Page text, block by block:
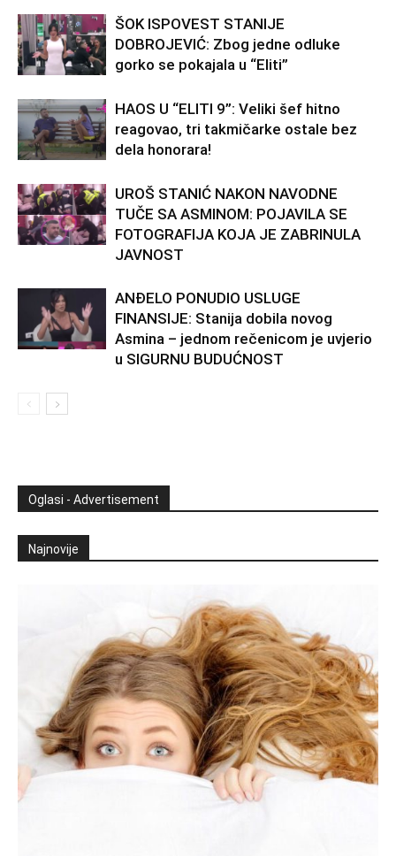
ŠOK ISPOVEST STANIJE
DOBROJEVIĆ: Zbog jedne odluke
gorko se pokajala u “Eliti”
HAOS U “ELITI 9”: Veliki šef hitno
reagovao, tri takmičarke ostale bez
dela honorara!
UROŠ STANIĆ NAKON NAVODNE
TUČE SA ASMINOM: POJAVILA SE
FOTOGRAFIJA KOJA JE ZABRINULA
JAVNOST
ANĐELO PONUDIO USLUGE
FINANSIJE: Stanija dobila novog
Asmina – jednom rečenicom je uvjerio
u SIGURNU BUDUĆNOST
Oglasi - Advertisement
Najnovije